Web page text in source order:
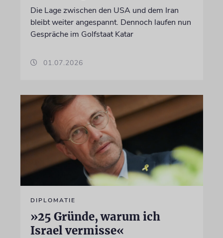
Die Lage zwischen den USA und dem Iran
bleibt weiter angespannt. Dennoch laufen nun
Gespräche im Golfstaat Katar
01.07.2026
DIPLOMATIE
»25 Gründe, warum ich
Israel vermisse«